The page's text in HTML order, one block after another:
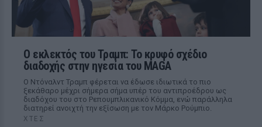
Ο εκλεκτός του Τραμπ: Το κρυφό σχέδιο
διαδοχής στην ηγεσία του MAGA
Ο Ντόναλντ Τραμπ φέρεται να έδωσε ιδιωτικά το πιο
ξεκάθαρο μέχρι σήμερα σήμα υπέρ του αντιπροέδρου ως
διαδόχου του στο Ρεπουμπλικανικό Κόμμα, ενώ παράλληλα
διατηρεί ανοιχτή την εξίσωση με τον Μάρκο Ρούμπιο.
ΧΤΕΣ